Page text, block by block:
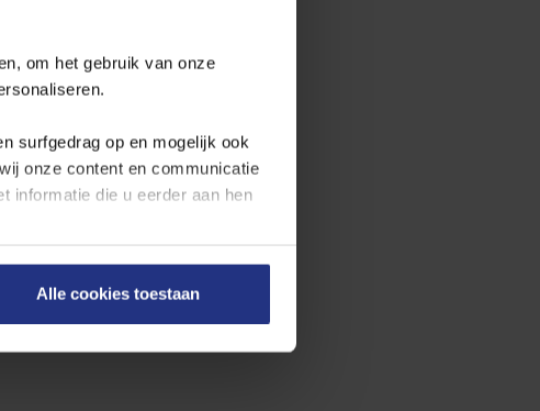
om het gebruik van onze
surfgedrag op en mogelijk ook
onze content en communicatie
informatie die u eerder aan hen
button rechts onderaan de
Alle cookies toestaan